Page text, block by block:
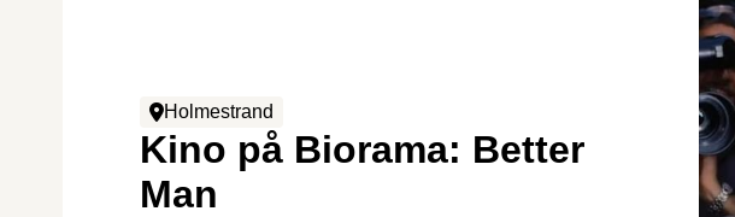
Holmestrand
Kino på Biorama: Better
Man